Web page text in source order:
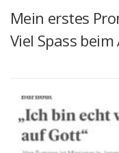
Mein erstes
Viel Spass